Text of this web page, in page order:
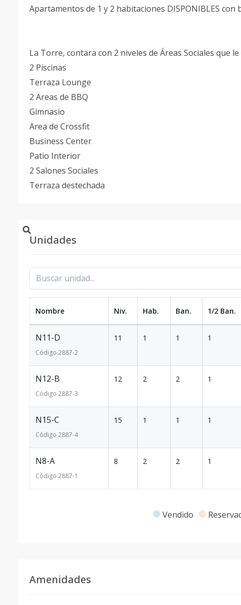
Apartamentos de 1 y 2 habitaciones DISPONIBLES
La Torre, contara con 2 niveles de Áreas Sociales que
2 Piscinas
Terraza Lounge
2 Areas de BBQ
Gimnasio
Area de Crossfit
Business Center
Patio Interior
2 Salones Sociales
Terraza destechada
Unidades
Nombre Niv. Hab. Ban. 1/2 Ban.
N11-D
Código 2887-2
11 1 1 1
N12-B
Código 2887-3
12 2 2 1
N15-C
Código 2887-4
15 1 1 1
N8-A
Código 2887-1
8 2 2 1
Vendido
Amenidades